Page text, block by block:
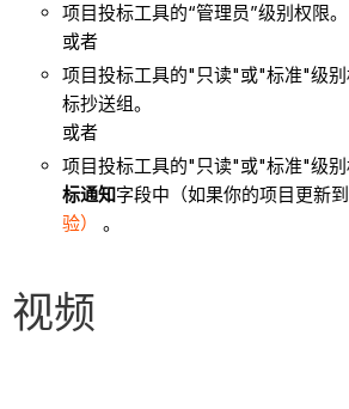
项目投标工具的“管理员”级别权限。
或者
项目投标工具的"只读"或"标准"级
标抄送组。
或者
项目投标工具的"只读"或"标准"级
标通知字段中（如果你的项目更新到
验）
。
视频